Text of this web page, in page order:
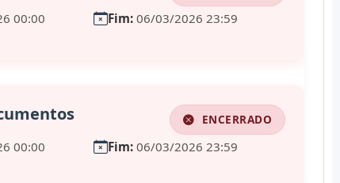
00:00 Fim: 06/03/2026 23:59
ENCERRADO
00:00 Fim: 06/03/2026 23:59